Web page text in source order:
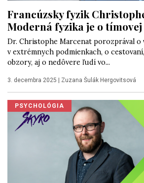
Francúzsky fyzik
Moderná fyzika je o
Dr. Christophe Marcenat porozprával o
v extrémnych podmienkach, o
obzory, aj o nedôvere ľudí vo...
3. decembra 2025 | Zuzana Šulák Hergovitsová
PSYCHOLÓGIA